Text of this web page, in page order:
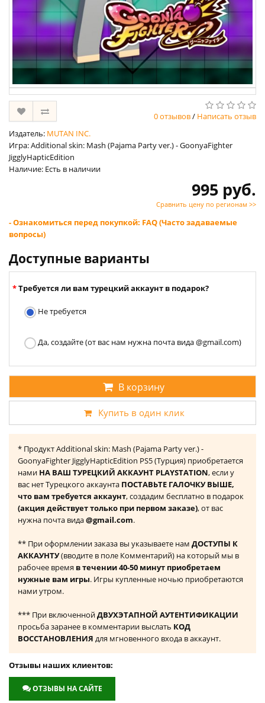
0 отзывов/ Написать отзыв
Издатель: MUTAN INC.
Игра: Additional skin: Mash (Pajama Party ver.) - GoonyaFighter
JigglyHapticEdition
Наличие: Есть в наличии
995 руб.
Сравнить цену по регионам >>
- Ознакомиться перед покупкой: FAQ (Часто задаваемые
вопросы)
Доступные варианты
Требуется ли вам турецкий аккаунт в подарок?
Не требуется
Да, создайте (от вас нам нужна почта вида @gmail.com)
В корзину
Купить в один клик
* Продукт Additional skin: Mash (Pajama Party ver.) -
GoonyaFighter JigglyHapticEdition PS5 (Турция) приобретается
нами НА ВАШ ТУРЕЦКИЙ АККАУНТ PLAYSTATION, если у
вас нет Турецкого аккаунта ПОСТАВЬТЕ ГАЛОЧКУ ВЫШЕ,
что вам требуется аккаунт, создадим бесплатно в подарок
(акция действует только при первом заказе), от вас
нужна почта вида@gmail.com.
** При оформлении заказа вы указываете нам ДОСТУПЫ К
АККАУНТУ(вводите в поле Комментарий) на который мы в
рабочее время в течении 40-50 минут приобретаем
нужные вам игры. Игры купленные ночью приобретаются
нами утром.
*** При включеннойДВУХЭТАПНОЙ АУТЕНТИФИКАЦИИ
просьба заранее в комментарии выслать КОД
ВОССТАНОВЛЕНИЯ для мгновенного входа в аккаунт.
Отзывы наших клиентов:
ОТЗЫВЫ НА САЙТЕ